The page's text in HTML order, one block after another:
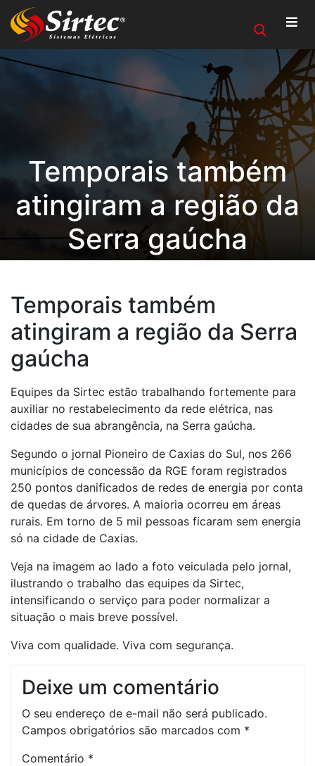
Temporais também
atingiram a região da
Serra gaúcha
Temporais também
atingiram a região da Serra
gaúcha
Equipes da Sirtec estão trabalhando fortemente para
auxiliar no restabelecimento da rede elétrica, nas
cidades de sua abrangência, na Serra gaúcha.
Segundo o jornal Pioneiro de Caxias do Sul, nos 266
municípios de concessão da RGE foram registrados
250 pontos danificados de redes de energia por conta
de quedas de árvores. A maioria ocorreu em áreas
rurais. Em torno de 5 mil pessoas ficaram sem energia
só na cidade de Caxias.
Veja na imagem ao lado a foto veiculada pelo jornal,
ilustrando o trabalho das equipes da Sirtec,
intensificando o serviço para poder normalizar a
situação o mais breve possível.
Viva com qualidade. Viva com segurança.
Deixe um comentário
O seu endereço de e-mail não será publicado.
Campos obrigatórios são marcados com *
Comentário *